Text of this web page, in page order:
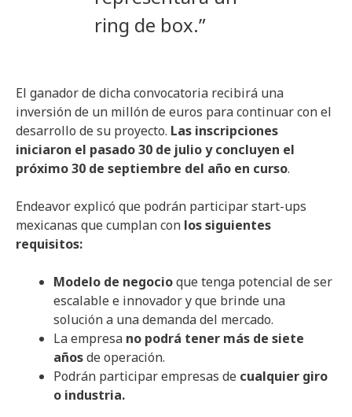
ring de box.”
El ganador de dicha convocatoria recibirá una
inversión de un millón de euros para continuar con el
desarrollo de su proyecto. Las inscripciones
iniciaron el pasado 30 de julio y concluyen el
próximo 30 de septiembre del año en curso.
Endeavor explicó que podrán participar start-ups
mexicanas que cumplan con los siguientes
requisitos:
Modelo de negocioque tenga potencial de ser
escalable e innovador y que brinde una
solución a una demanda del mercado.
La empresa no podrá tener más de siete
añosde operación.
Podrán participar empresas de cualquier giro
o industria.